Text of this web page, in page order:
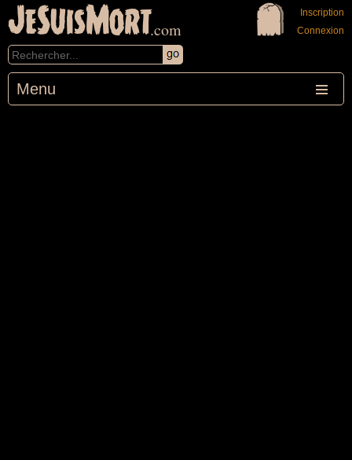
JeSuisMort.com
Menu
Inscription
Connexion